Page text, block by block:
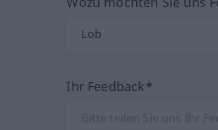
Ihr Feedback*